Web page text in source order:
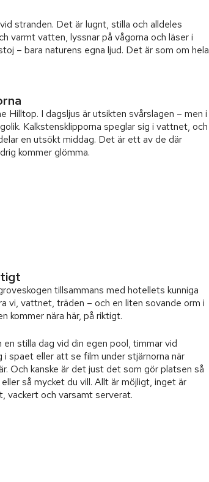
stranden. Det är lugnt, stilla och alldeles
varmt vatten, lyssnar på vågorna och läser i
– bara naturens egna ljud. Det är som om hela
Hilltop. I dagsljus är utsikten svårslagen – men i
Kalkstensklipporna speglar sig i vattnet, och
en utsökt middag. Det är ett av de där
kommer glömma.
tillsammans med hotellets kunniga
vi, vattnet, träden – och en liten sovande orm i
kommer nära här, på riktigt.
stilla dag vid din egen pool, timmar vid
i spaet eller att se film under stjärnorna när
Och kanske är det just det som gör platsen så
så mycket du vill. Allt är möjligt, inget är
vackert och varsamt serverat.